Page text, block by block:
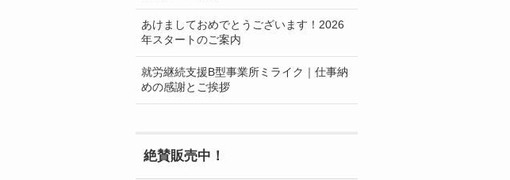
あけましておめでとうございます！2026
年スタートのご案内
就労継続支援B型事業所ミライク｜仕事納
めの感謝とご挨拶
絶賛販売中！